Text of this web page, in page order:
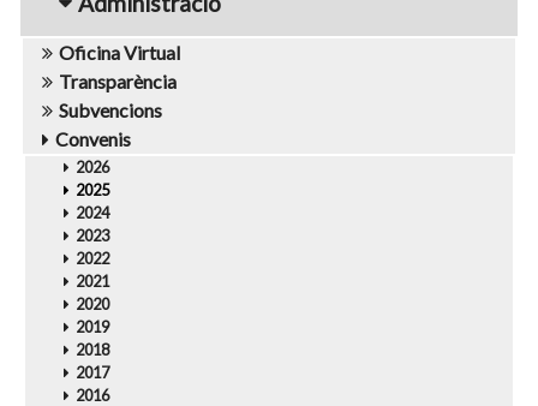
Oficina Virtual
Transparència
Subvencions
Convenis
2026
2025
2024
2023
2022
2021
2020
2019
2018
2017
2016